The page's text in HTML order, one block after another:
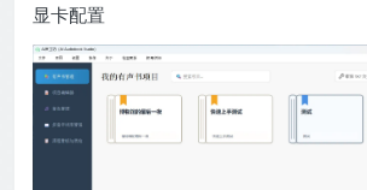
显卡配置